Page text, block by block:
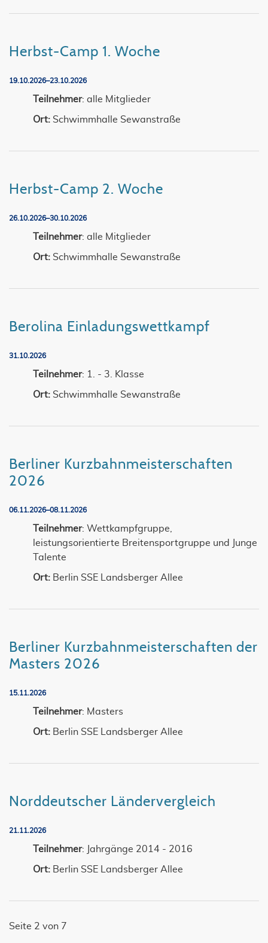
Herbst-Camp 1. Woche
19.10.2026–23.10.2026
Teilnehmer: alle Mitglieder
Ort: Schwimmhalle Sewanstraße
Herbst-Camp 2. Woche
26.10.2026–30.10.2026
Teilnehmer: alle Mitglieder
Ort: Schwimmhalle Sewanstraße
Berolina Einladungswettkampf
31.10.2026
Teilnehmer: 1. - 3. Klasse
Ort: Schwimmhalle Sewanstraße
Berliner Kurzbahnmeisterschaften
2026
06.11.2026–08.11.2026
Teilnehmer: Wettkampfgruppe,
leistungsorientierte Breitensportgruppe und Junge
Talente
Ort: Berlin SSE Landsberger Allee
Berliner Kurzbahnmeisterschaften der
Masters 2026
15.11.2026
Teilnehmer: Masters
Ort: Berlin SSE Landsberger Allee
Norddeutscher Ländervergleich
21.11.2026
Teilnehmer: Jahrgänge 2014 - 2016
Ort: Berlin SSE Landsberger Allee
Seite 2 von 7